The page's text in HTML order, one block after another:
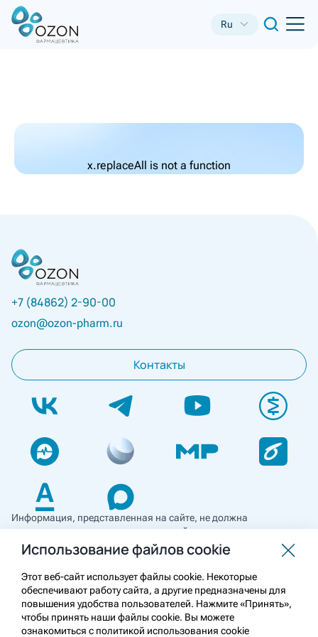
Ru
x.replaceAll is not a function
+7 (84862) 2-90-00
ozon@ozon-pharm.ru
Контакты
Информация, представленная на сайте, не должна
использоваться для самостоятельной диагностики и лечения
и не может служить заменой очной консультации врача. Перед
применением необходимо ознакомиться
с противопоказаниями препарата. Информация
о лекарственных средствах рецептурного отпуска
предназначена для медицинских и фармацевтических
работников.
Использование файлов cookie
Этот веб-сайт использует файлы cookie. Некоторые
обеспечивают работу сайта, а другие предназначены для
повышения удобства пользователей. Нажмите «Принять»,
чтобы принять наши файлы cookie. Вы можете
ознакомиться с политикой использования cookie